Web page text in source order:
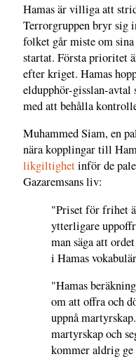
Hamas är villiga att
Terrorgruppen bryr sig
folket går miste om
startat. Första prioritet
efter kriget. Hamas
eldupphör-gisslan-avtal
med att behålla
Muhammed Siam, en
nära kopplingar till
likgiltighetinför de
Gazaremsans liv:
"Priset för frihet
ytterligare
man säga att
i Hamas
"Hamas
om att offra och
uppnå
martyrskap och
kommer aldrig ge